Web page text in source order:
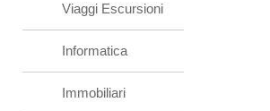
Viaggi Escursioni
Informatica
Immobiliari